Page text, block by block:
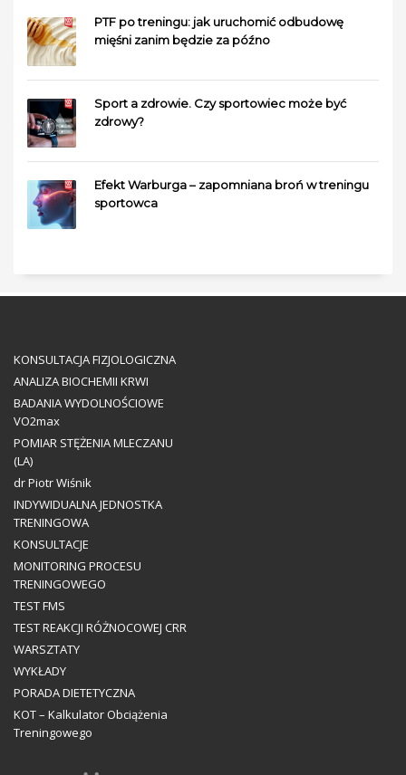
PTF po treningu: jak uruchomić odbudowę
mięśni zanim będzie za późno
Sport a zdrowie. Czy sportowiec może być
zdrowy?
Efekt Warburga – zapomniana broń w treningu
sportowca
KONSULTACJA FIZJOLOGICZNA
ANALIZA BIOCHEMII KRWI
BADANIA WYDOLNOŚCIOWE
VO2max
POMIAR STĘŻENIA MLECZANU
(LA)
dr Piotr Wiśnik
INDYWIDUALNA JEDNOSTKA
TRENINGOWA
KONSULTACJE
MONITORING PROCESU
TRENINGOWEGO
TEST FMS
TEST REAKCJI RÓŻNOCOWEJ CRR
WARSZTATY
WYKŁADY
PORADA DIETETYCZNA
KOT – Kalkulator Obciążenia
Treningowego